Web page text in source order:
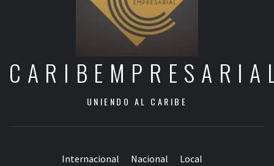
UNIENDO AL CARIBE
Internacional Nacional Local